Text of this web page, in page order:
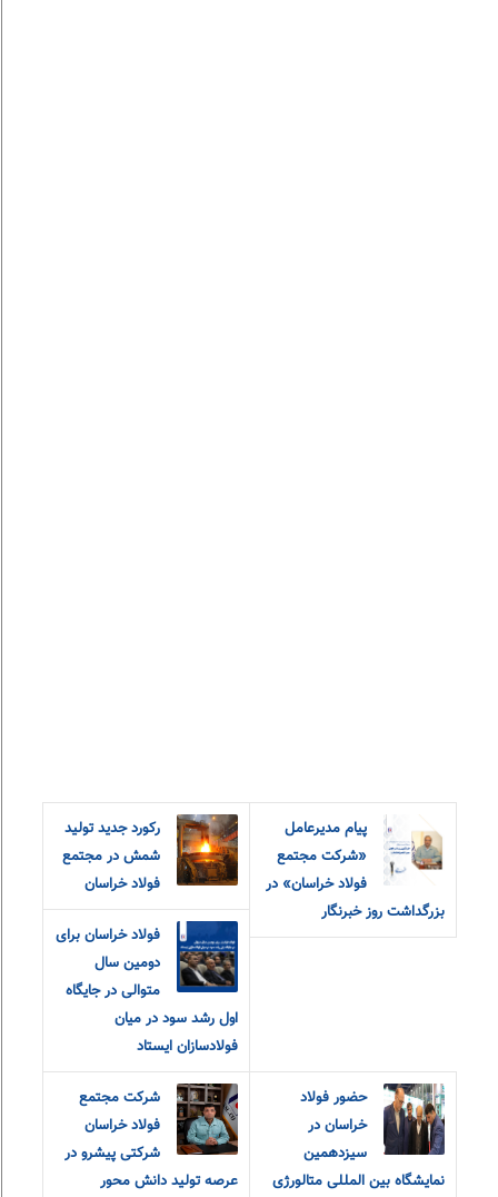
پیام مدیرعامل
«شرکت مجتمع
فولاد خراسان» در
بزرگداشت روز خبرنگار
رکورد جدید تولید
شمش در مجتمع
فولاد خراسان
فولاد خراسان برای
دومین سال
متوالی در جایگاه
اول رشد سود در میان
فولادسازان ایستاد
حضور فولاد
خراسان در
سیزدهمین
نمایشگاه بین المللی متالورژی
شرکت مجتمع
فولاد خراسان
شرکتی پیشرو در
عرصه تولید دانش محور